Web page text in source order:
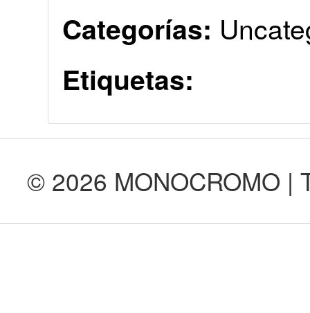
Categorías:
Etiquetas:
© 2026 MONOCROMO |